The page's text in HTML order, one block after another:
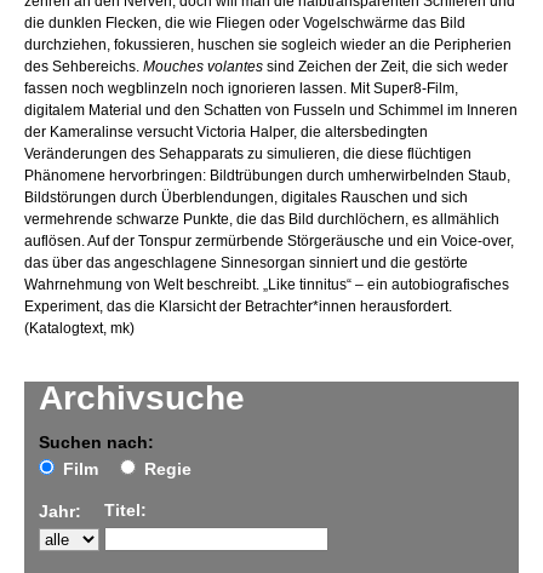
Archivsuche
Suchen nach:
Film
Regie
Jahr: Titel:
die dunklen Flecken, die wie Fliegen oder Vogelschwärme das Bild
durchziehen, fokussieren, huschen sie sogleich wieder an die Peripherien
des Sehbereichs. Mouches volantes sind Zeichen der Zeit, die sich weder
fassen noch wegblinzeln noch ignorieren lassen. Mit Super8-Film,
digitalem Material und den Schatten von Fusseln und Schimmel im Inneren
der Kameralinse versucht Victoria Halper, die altersbedingten
Veränderungen des Sehapparats zu simulieren, die diese flüchtigen
Phänomene hervorbringen: Bildtrübungen durch umherwirbelnden Staub,
Bildstörungen durch Überblendungen, digitales Rauschen und sich
vermehrende schwarze Punkte, die das Bild durchlöchern, es allmählich
auflösen. Auf der Tonspur zermürbende Störgeräusche und ein Voice-over,
das über das angeschlagene Sinnesorgan sinniert und die gestörte
Wahrnehmung von Welt beschreibt. „Like tinnitus“ – ein autobiografisches
Experiment, das die Klarsicht der Betrachter*innen herausfordert.
(Katalogtext, mk)